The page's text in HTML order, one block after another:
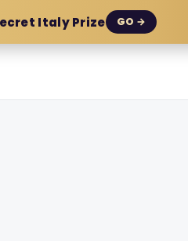
Italy Prize GO →